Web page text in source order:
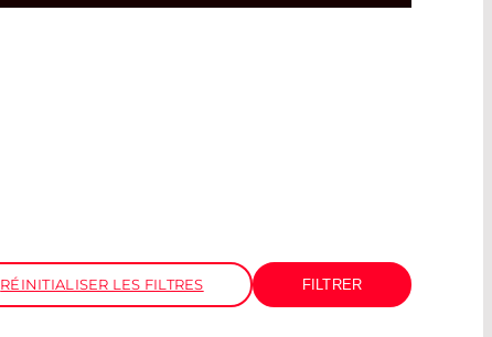
RÉINITIALISER LES FILTRES